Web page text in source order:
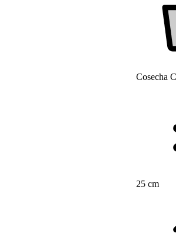
Cosecha
25 cm